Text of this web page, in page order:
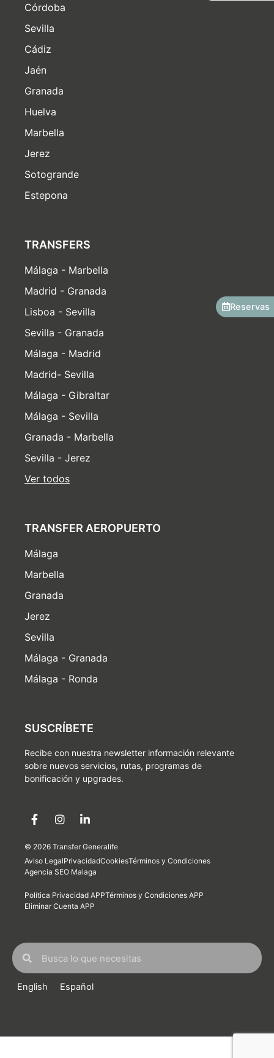
Córdoba
Sevilla
Cádiz
Jaén
Granada
Huelva
Marbella
Jerez
Sotogrande
Estepona
TRANSFERS
Málaga - Marbella
Madrid - Granada
Lisboa - Sevilla
Sevilla - Granada
Málaga - Madrid
Madrid- Sevilla
Málaga - Gibraltar
Málaga - Sevilla
Granada - Marbella
Sevilla - Jerez
Ver todos
TRANSFER AEROPUERTO
Málaga
Marbella
Granada
Jerez
Sevilla
Málaga - Granada
Málaga - Ronda
SUSCRÍBETE
Recibe con nuestra newsletter información relevante
sobre nuevos servicios, rutas, programas de
bonificación y upgrades.
a
c
b
o
o
k
-
f
n
s
a
g
r
a
m
n
e
d
i
n
-
i
n
© 2026 Transfer Generalife
Aviso LegalPrivacidadCookiesTérminos y Condiciones
Agencia SEO Malaga
Política Privacidad APPTérminos y Condiciones APP
Eliminar Cuenta APP
Reservas
Buscar
English Español